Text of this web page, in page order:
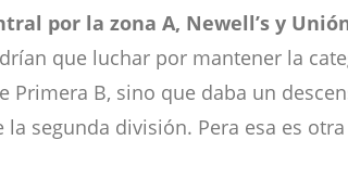
por la zona A, Newell’s y
que luchar por mantener la
B, sino que daba un
segunda división. Pera esa es